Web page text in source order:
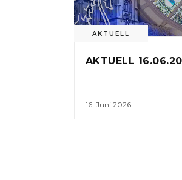
AKTUELL
AKTUELL
16. Juni 2026